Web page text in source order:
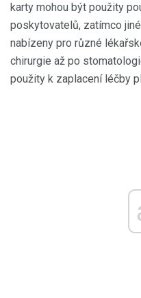
karty mohou být použity
poskytovatelů, zatímco
nabízeny pro různé
chirurgie až po
použity k zaplacení léčby